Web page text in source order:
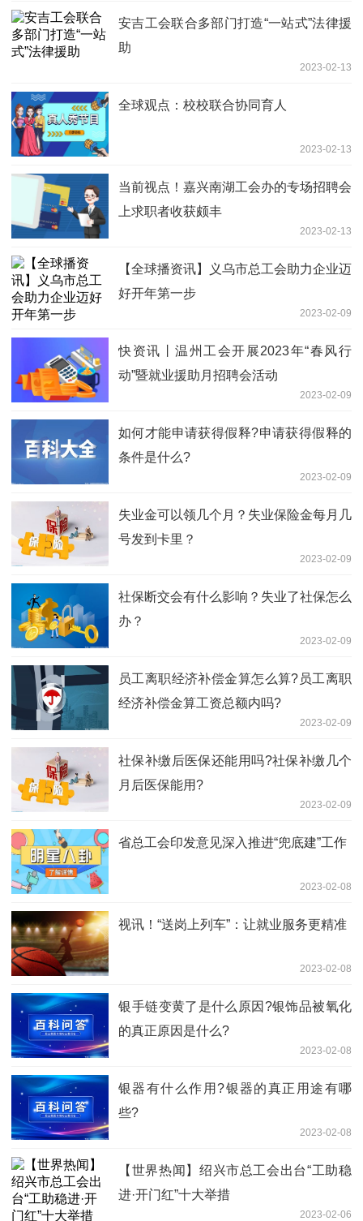
安吉工会联合多部门打造“一站式”法律援
助
2023-02-13
全球观点：校校联合协同育人
2023-02-13
当前视点！嘉兴南湖工会办的专场招聘会
上求职者收获颇丰
2023-02-13
【全球播资讯】义乌市总工会助力企业迈
好开年第一步
2023-02-09
快资讯丨温州工会开展2023年“春风行
动”暨就业援助月招聘会活动
2023-02-09
如何才能申请获得假释?申请获得假释的
条件是什么?
2023-02-09
失业金可以领几个月？失业保险金每月几
号发到卡里？
2023-02-09
社保断交会有什么影响？失业了社保怎么
办？
2023-02-09
员工离职经济补偿金算怎么算?员工离职
经济补偿金算工资总额内吗?
2023-02-09
社保补缴后医保还能用吗?社保补缴几个
月后医保能用?
2023-02-09
省总工会印发意见深入推进“兜底建”工作
2023-02-08
视讯！“送岗上列车”：让就业服务更精准
2023-02-08
​银手链变黄了是什么原因?银饰品被氧化
的真正原因是什么?
2023-02-08
银器有什么作用?银器的真正用途有哪
些?
2023-02-08
【世界热闻】绍兴市总工会出台“工助稳
进·开门红”十大举措
2023-02-06